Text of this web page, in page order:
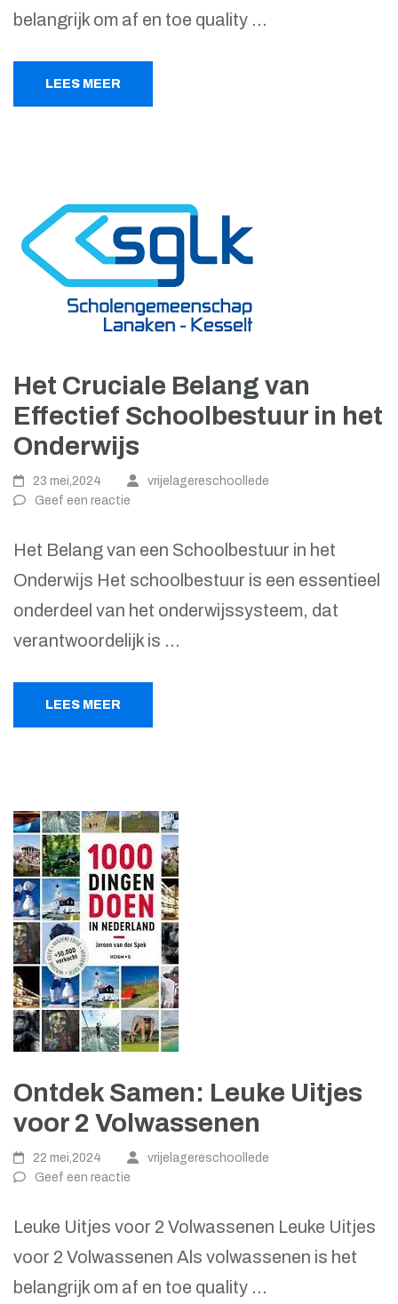
belangrijk om af en toe quality …
LEES MEER
Het Cruciale Belang van
Effectief Schoolbestuur in het
Onderwijs
23 mei,2024
vrijelagereschoollede
Geef een reactie
Het Belang van een Schoolbestuur in het
Onderwijs Het schoolbestuur is een essentieel
onderdeel van het onderwijssysteem, dat
verantwoordelijk is …
LEES MEER
Ontdek Samen: Leuke Uitjes
voor 2 Volwassenen
22 mei,2024
vrijelagereschoollede
Geef een reactie
Leuke Uitjes voor 2 Volwassenen Leuke Uitjes
voor 2 Volwassenen Als volwassenen is het
belangrijk om af en toe quality …